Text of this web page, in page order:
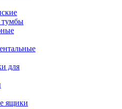
для
ящики